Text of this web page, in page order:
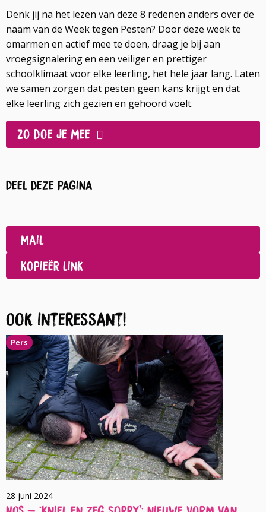
Denk jij na het lezen van deze 8 redenen anders over de
naam van de Week tegen Pesten? Door deze week te
omarmen en actief mee te doen, draag je bij aan
vroegsignalering en een veiliger en prettiger
schoolklimaat voor elke leerling, het hele jaar lang. Laten
we samen zorgen dat pesten geen kans krijgt en dat
elke leerling zich gezien en gehoord voelt.
Zo doe je mee
Deel deze pagina
Facebook
LinkedIn
Mail
Kopieër link
Ook interessant!
Pers
28 juni 2024